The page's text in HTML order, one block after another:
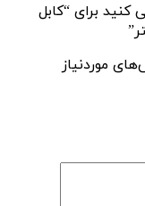
کنید برای “کابل
موردنیاز